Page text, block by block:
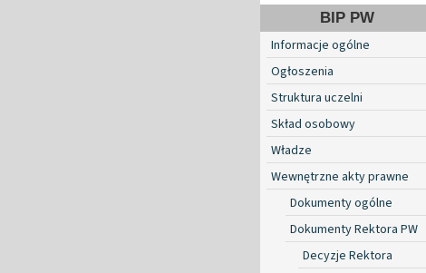
BIP PW
Informacje ogólne
Ogłoszenia
Struktura uczelni
Skład osobowy
Władze
Wewnętrzne akty prawne
Dokumenty ogólne
Dokumenty Rektora PW
Decyzje Rektora